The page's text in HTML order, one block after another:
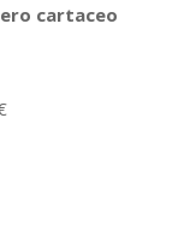
cartaceo